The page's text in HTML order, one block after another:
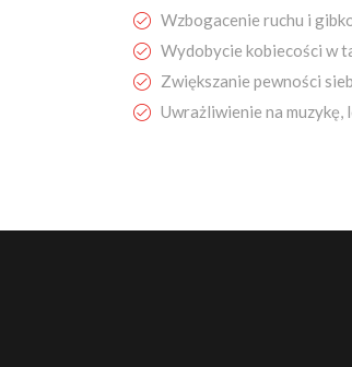
Wzbogacenie ruchu i
Wydobycie kobiecości w
Zwiększanie pewności
Uwrażliwienie na muzykę,